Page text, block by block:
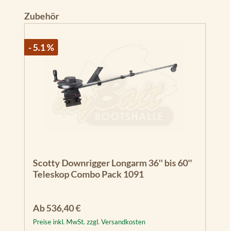
Produktgalerie überspringen
Zubehör
- 5.1 %
Scotty Downrigger Longarm 36'' bis 60''
Teleskop Combo Pack 1091
Regulärer Preis:
Ab536,40 €
Preise inkl. MwSt. zzgl. Versandkosten